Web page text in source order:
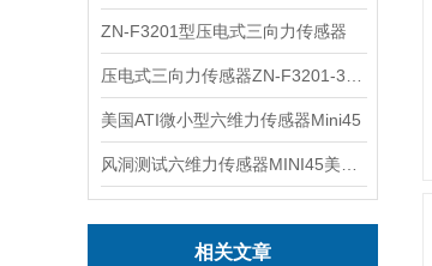
ZN-F3201型压电式三向力传感器
美国ATI微小型六维力传感器Mini45
相关文章